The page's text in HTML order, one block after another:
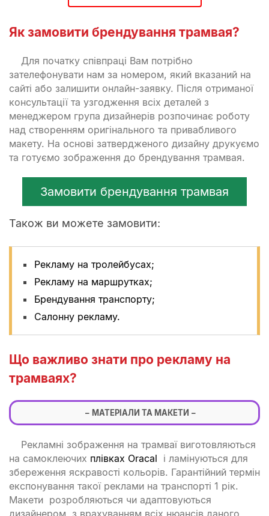
Як замовити брендування трамвая?
Для початку співпраці Вам потрібно
зателефонувати нам за номером, який вказаний на
сайті або залишити онлайн-заявку. Після отриманої
консультації та узгодження всіх деталей з
менеджером група дизайнерів розпочинає роботу
над створенням оригінального та привабливого
макету. На основі затвердженого дизайну друкуємо
та готуємо зображення до брендування трамвая.
Замовити брендування трамвая
Також ви можете замовити:
Рекламу на тролейбусах;
Рекламу на маршрутках;
Брендування транспорту;
Салонну рекламу.
Що важливо знати про рекламу на
трамваях?
МАТЕРІАЛИ ТА МАКЕТИ
Рекламні зображення на трамваї виготовляються
на самоклеючих плівках Oracal і ламінуються для
збереження яскравості кольорів. Гарантійний термін
експонування такої реклами на транспорті 1 рік.
Макети розробляються чи адаптовуються